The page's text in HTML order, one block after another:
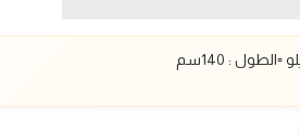
▫️الطول : 140سم